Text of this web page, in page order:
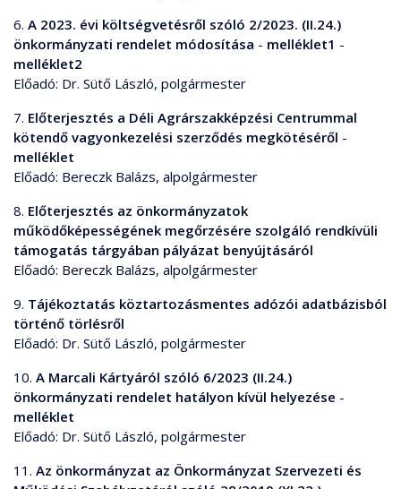
6. A 2023. évi költségvetésről szóló 2/2023. (II.24.)
önkormányzati rendelet módosítása - melléklet1 -
melléklet2
Előadó: Dr. Sütő László, polgármester
7. Előterjesztés a Déli Agrárszakképzési Centrummal
kötendő vagyonkezelési szerződés megkötéséről -
melléklet
Előadó: Bereczk Balázs, alpolgármester
8. Előterjesztés az önkormányzatok
működőképességének megőrzésére szolgáló rendkívüli
támogatás tárgyában pályázat benyújtásáról
Előadó: Bereczk Balázs, alpolgármester
9. Tájékoztatás köztartozásmentes adózói adatbázisból
történő törlésről
Előadó: Dr. Sütő László, polgármester
10. A Marcali Kártyáról szóló 6/2023 (II.24.)
önkormányzati rendelet hatályon kívül helyezése -
melléklet
Előadó: Dr. Sütő László, polgármester
11. Az önkormányzat az Önkormányzat Szervezeti és